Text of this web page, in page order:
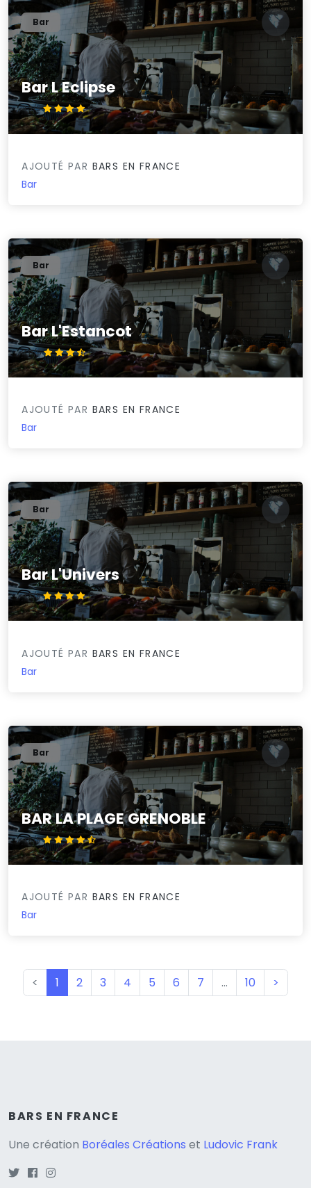
Bar L Eclipse
4.3/5
Bar
AJOUTÉ PAR BARS EN FRANCE
Bar
Bar L'Estancot
3.9/5
Bar
AJOUTÉ PAR BARS EN FRANCE
Bar
Bar L'Univers
4.3/5
Bar
AJOUTÉ PAR BARS EN FRANCE
Bar
BAR LA PLAGE GRENOBLE
4.5/5
Bar
AJOUTÉ PAR BARS EN FRANCE
Bar
< 1 (current)
2 3 4 5 6 7 … 10 >
BARS EN FRANCE
Une création Boréales Créations et Ludovic Frank